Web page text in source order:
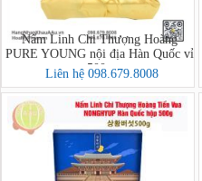
Nấm Linh Chi Thượng Hoàng
PURE YOUNG nội địa Hàn Quốc vỉ
500g
Liên hệ 098.679.8008